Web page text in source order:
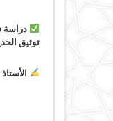
دراسة
توثيق